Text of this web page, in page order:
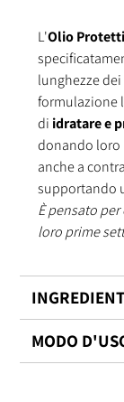
L'Olio
lunghezze
formulazione
di idratare e
donando loro
anche a
supportando
È pensato
loro prime
MODO